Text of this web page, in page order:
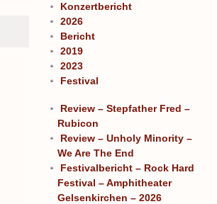
Konzertbericht
2026
Bericht
2019
2023
Festival
Review – Stepfather Fred –
Rubicon
Review – Unholy Minority –
We Are The End
Festivalbericht – Rock Hard
Festival – Amphitheater
Gelsenkirchen – 2026